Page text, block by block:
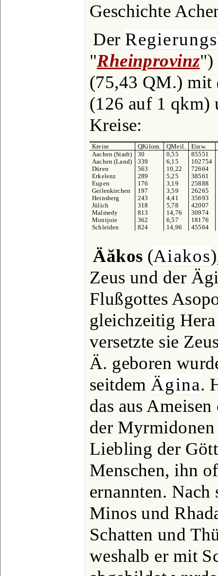
Geschichte
Der
"Rheinprovinz")
(75,43 QM.) mit
(126 auf 1 qkm)
Kreise:
Kreise QKilom. QMeil.
Einw.
Aachen (Stadt)
30 0,55
85551
Aachen (Land)
339 6,15
102754
Düren
563 10,22
72664
Erkelenz
289 5,25
38561
Eupen
176 3,19
25888
Geilenkirchen
197 3,59
26265
Heinsberg
243 4,41
35693
Jülich
318 5,78
42007
Malmedy
813 14,76
30974
Montjoie
362 6,57
18176
Schleiden
824 14,96 45564
Äăkos (Aiakos
Zeus und der
Flußgottes
gleichzeitig
versetzte sie
Ä. geboren
seitdem Ägina.
das aus
der Myrmidonen
Liebling der
Menschen, ihn
ernannten.
Minos und
Schatten und
weshalb er mit